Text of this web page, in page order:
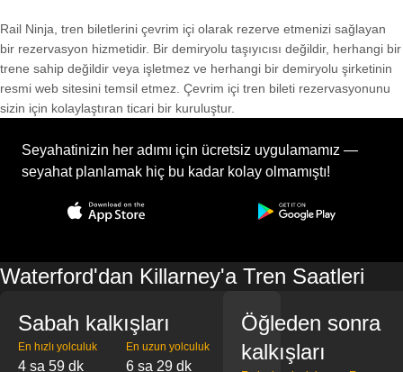
Rail Ninja, tren biletlerini çevrim içi olarak rezerve etmenizi sağlayan
bir rezervasyon hizmetidir. Bir demiryolu taşıyıcısı değildir, herhangi bir
trene sahip değildir veya işletmez ve herhangi bir demiryolu şirketinin
resmi web sitesini temsil etmez. Çevrim içi tren bileti rezervasyonunu
sizin için kolaylaştıran ticari bir kuruluştur.
Seyahatinizin her adımı için ücretsiz uygulamamız —
seyahat planlamak hiç bu kadar kolay olmamıştı!
Waterford'dan Killarney'a Tren Saatleri
Sabah kalkışları
En hızlı yolculuk
4 sa 59 dk
En uzun yolculuk
6 sa 29 dk
Öğleden sonra
kalkışları